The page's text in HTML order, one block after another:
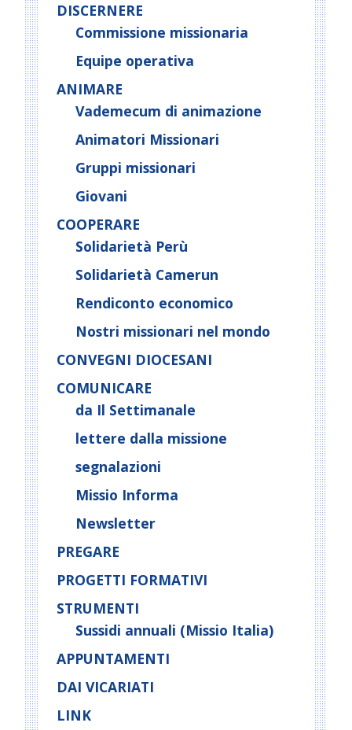
DISCERNERE
Commissione missionaria
Equipe operativa
ANIMARE
Vademecum di animazione
Animatori Missionari
Gruppi missionari
Giovani
COOPERARE
Solidarietà Perù
Solidarietà Camerun
Rendiconto economico
Nostri missionari nel mondo
CONVEGNI DIOCESANI
COMUNICARE
da Il Settimanale
lettere dalla missione
segnalazioni
Missio Informa
Newsletter
PREGARE
PROGETTI FORMATIVI
STRUMENTI
Sussidi annuali (Missio Italia)
APPUNTAMENTI
DAI VICARIATI
LINK